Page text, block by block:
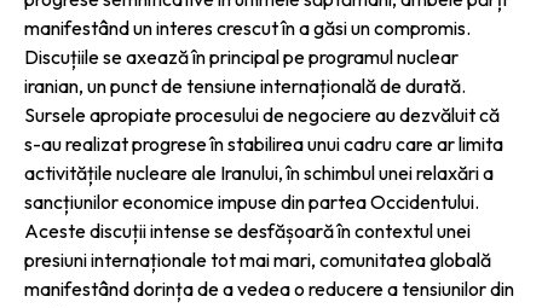
manifestând un interes crescut în a găsi un compromis.
Discuțiile se axează în principal pe programul nuclear
iranian, un punct de tensiune internațională de durată.
Sursele apropiate procesului de negociere au dezvăluit că
s-au realizat progrese în stabilirea unui cadru care ar limita
activitățile nucleare ale Iranului, în schimbul unei relaxări a
sancțiunilor economice impuse din partea Occidentului.
Aceste discuții intense se desfășoară în contextul unei
presiuni internaționale tot mai mari, comunitatea globală
manifestând dorința de a vedea o reducere a tensiunilor din